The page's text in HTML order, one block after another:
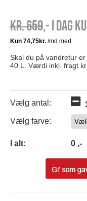
Kr. 659,- I dag
Skal du på vandretur
40 L. Værdi inkl. fragt
Vælg antal:
Vælg farve:
I alt: 0 ,-